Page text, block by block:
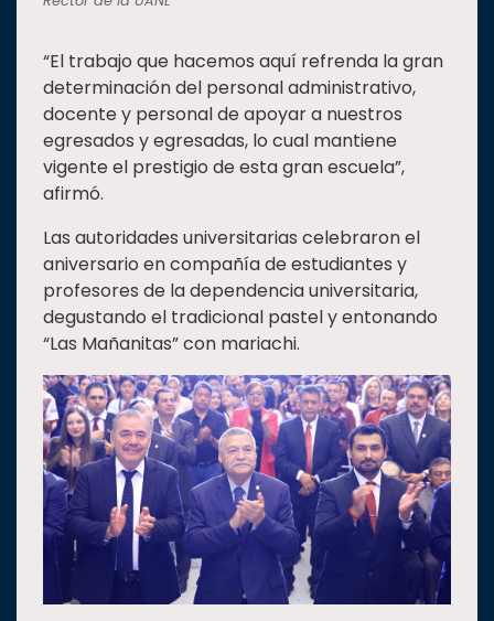
“El trabajo que hacemos aquí refrenda la gran
determinación del personal administrativo,
docente y personal de apoyar a nuestros
egresados y egresadas, lo cual mantiene
vigente el prestigio de esta gran escuela”,
afirmó.
Las autoridades universitarias celebraron el
aniversario en compañía de estudiantes y
profesores de la dependencia universitaria,
degustando el tradicional pastel y entonando
“Las Mañanitas” con mariachi.